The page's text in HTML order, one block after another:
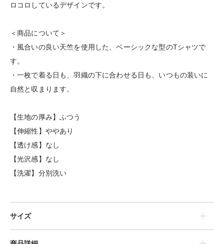
ロコロしているデザインです。
＜商品について＞
・風合いの良い天竺を使用した、ベーシックな型のTシャツで
す。
・一枚で着る日も、羽織の下に合わせる日も、いつもの装いに
自然と収まります。
【生地の厚み】ふつう
【伸縮性】ややあり
【透け感】なし
【光沢感】なし
【洗濯】分別洗い
サイズ